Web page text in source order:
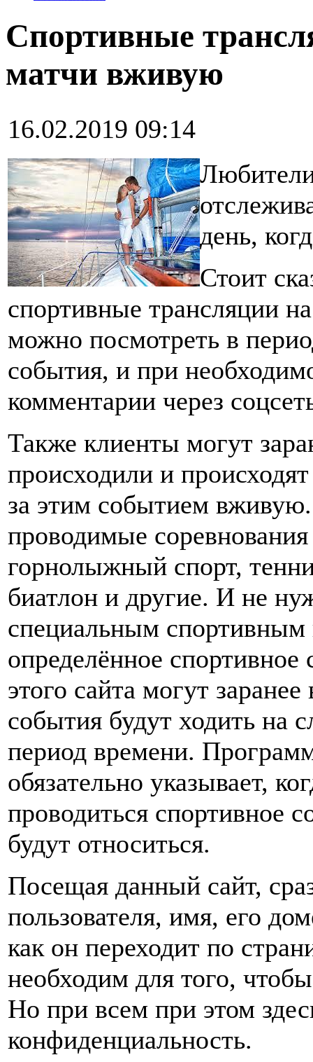
Спортивные
матчи вживую
16.02.2019 09:14
день,
Стоит
спортивные трансляции
можно посмотреть в
события, и при
комментарии через
Также клиенты могут
происходили и
за этим событием
проводимые
горнолыжный спорт,
биатлон и другие. И не
специальным спортивным
определённое
этого сайта могут
события будут ходить на
период времени.
обязательно указывает,
проводиться спортивное
будут относиться.
Посещая данный сайт,
пользователя, имя, его
как он переходит по
необходим для того,
Но при всем при этом
конфиденциальность.